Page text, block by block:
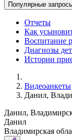
Популярные
Отчеты
Как
Воспитание
Диагнозы
Истории
Видеоанкеты
Данил,
Данил,
Данил
Владимирская